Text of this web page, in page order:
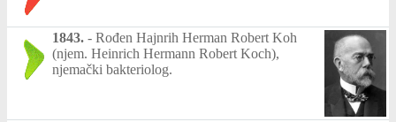
1843. - Rođen Hajnrih Herman Robert Koh
(njem. Heinrich Hermann Robert Koch),
njemački bakteriolog.